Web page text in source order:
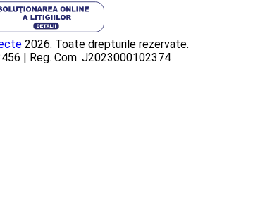
2026. Toate drepturile rezervate.
| Reg. Com. J2023000102374